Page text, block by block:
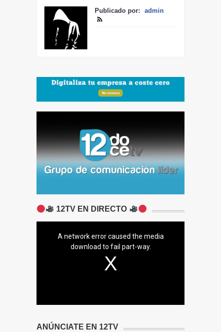
Publicado por: admin
12TV EN DIRECTO
A network error caused the media
download to fail part-way.
ANÚNCIATE EN 12TV